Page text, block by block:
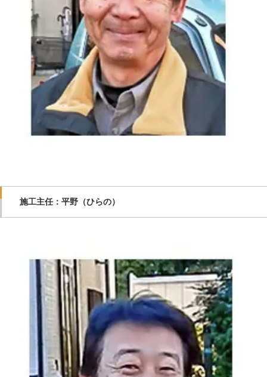
施工主任：平野（ひらの）